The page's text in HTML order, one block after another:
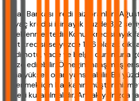
Ziraat Bankası kredi faiz oranları,
ihtiyaç kredisi için aylık yüzde 3,12
örneklenmektedir. Konut kredisi aylık
taşıt kredisi ise yüzde 1,76 olarak
kredi notu, vade ve belge durumuna
revize edilebilir. Örneğin maaş
daha yüksek oran yansıyabilir. Bu
öğrenmek için bankanın müşteri
şubesi kullanılmalıdır. Ancak yalnızca